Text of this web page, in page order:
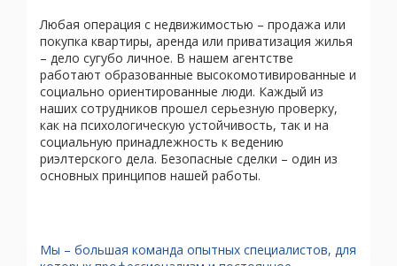
Любая операция с недвижимостью – продажа или
покупка квартиры, аренда или приватизация жилья
– дело сугубо личное. В нашем агентстве
работают образованные высокомотивированные и
социально ориентированные люди. Каждый из
наших сотрудников прошел серьезную проверку,
как на психологическую устойчивость, так и на
социальную принадлежность к ведению
риэлтерского дела. Безопасные сделки – один из
основных принципов нашей работы.
Мы – большая команда опытных специалистов, для